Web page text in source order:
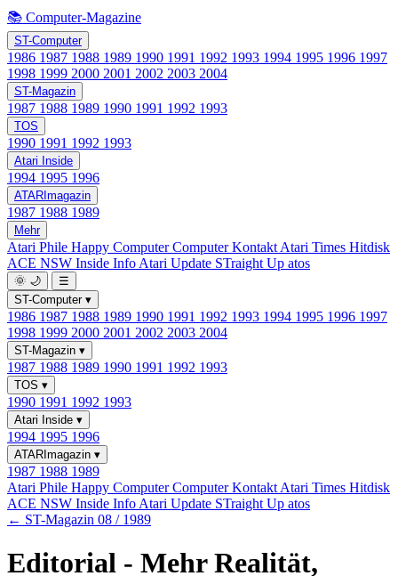
📚 Computer-Magazine
ST-Computer
1986 1987 1988 1989 1990 1991 1992 1993 1994 1995 1996 1997
1998 1999 2000 2001 2002 2003 2004
ST-Magazin
1987 1988 1989 1990 1991 1992 1993
TOS
1990 1991 1992 1993
Atari Inside
1994 1995 1996
ATARImagazin
1987 1988 1989
Mehr
Atari Phile Happy ComputerComputer Kontakt Atari Times Hitdisk
ACE NSW Inside Info Atari Update STraight Up atos
🌞 🌙
☰
ST-Computer ▾
1986 1987 1988 1989 1990 1991 1992 1993 1994 1995 1996 1997
1998 1999 2000 2001 2002 2003 2004
ST-Magazin ▾
1987 1988 1989 1990 1991 1992 1993
TOS ▾
1990 1991 1992 1993
Atari Inside ▾
1994 1995 1996
ATARImagazin ▾
1987 1988 1989
Atari Phile Happy ComputerComputer Kontakt Atari Times Hitdisk
ACE NSW Inside Info Atari Update STraight Up atos
← ST-Magazin 08 / 1989
Editorial - Mehr Realität,